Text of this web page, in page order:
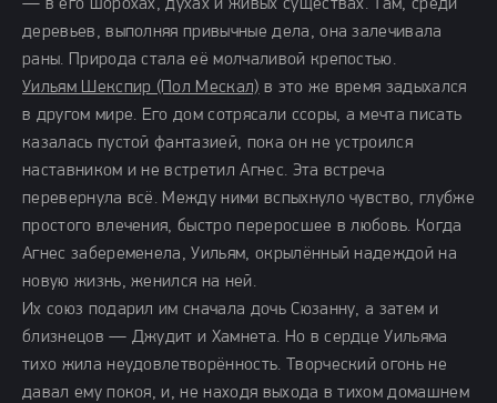
— в его шорохах, духах и живых существах. Там, среди
деревьев, выполняя привычные дела, она залечивала
раны. Природа стала её молчаливой крепостью.
Уильям Шекспир (Пол Мескал) в это же время задыхался
в другом мире. Его дом сотрясали ссоры, а мечта писать
казалась пустой фантазией, пока он не устроился
наставником и не встретил Агнес. Эта встреча
перевернула всё. Между ними вспыхнуло чувство, глубже
простого влечения, быстро переросшее в любовь. Когда
Агнес забеременела, Уильям, окрылённый надеждой на
новую жизнь, женился на ней.
Их союз подарил им сначала дочь Сюзанну, а затем и
близнецов — Джудит и Хамнета. Но в сердце Уильяма
тихо жила неудовлетворённость. Творческий огонь не
давал ему покоя, и, не находя выхода в тихом домашнем